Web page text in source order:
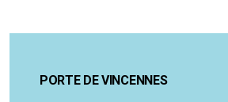
PORTE DE VINCENNES